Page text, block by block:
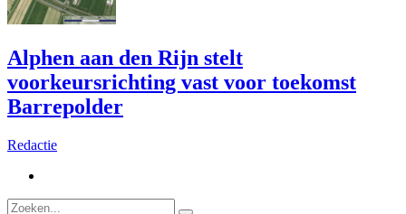
Alphen aan den Rijn stelt
voorkeursrichting vast voor toekomst
Barrepolder
Redactie